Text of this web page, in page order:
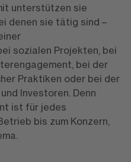
unterstützen sie
denen sie tätig sind –
sozialen Projekten, bei
bei der
Praktiken oder bei der
Investoren. Denn
ist für jedes
bis zum Konzern,